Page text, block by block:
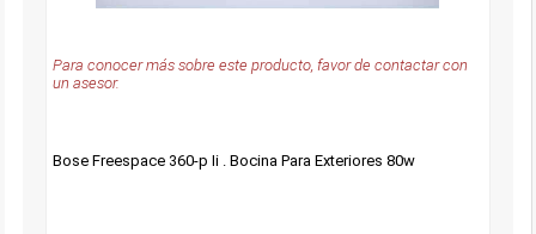
Para conocer más sobre este producto, favor de contactar con
un asesor.
Bose Freespace 360-p Ii . Bocina Para Exteriores 80w